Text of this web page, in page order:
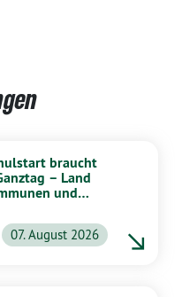
braucht
– Land
und
07. August 2026